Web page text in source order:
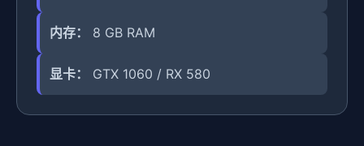
内存： 8 GB RAM
显卡： GTX 1060 / RX 580